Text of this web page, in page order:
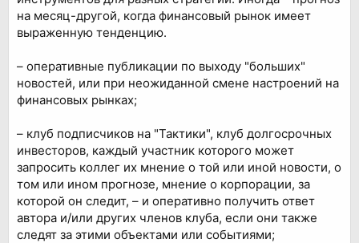
на месяц-другой, когда финансовый рынок имеет
выраженную тенденцию.
– оперативные публикации по выходу "больших"
новостей, или при неожиданной смене настроений на
финансовых рынках;
– клуб подписчиков на "Тактики", клуб долгосрочных
инвесторов, каждый участник которого может
запросить коллег их мнение о той или иной новости, о
том или ином прогнозе, мнение о корпорации, за
которой он следит, – и оперативно получить ответ
автора и/или других членов клуба, если они также
следят за этими объектами или событиями;